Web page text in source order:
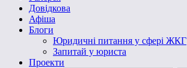
Довідкова
Афіша
Блоги
Юридичні питання у сфері ЖКГ
Запитай у юриста
Проекти